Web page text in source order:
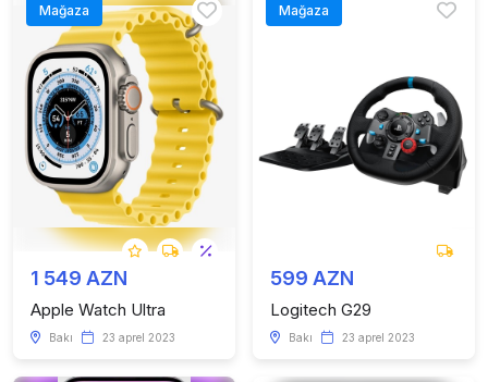
Mağaza
1 549 AZN
Apple Watch Ultra
Bakı 23 aprel 2023
Mağaza
599 AZN
Logitech G29
Bakı 23 aprel 2023